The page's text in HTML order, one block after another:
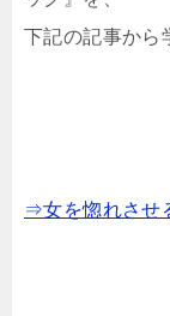
下記の記事から
⇒女を惚れさせ